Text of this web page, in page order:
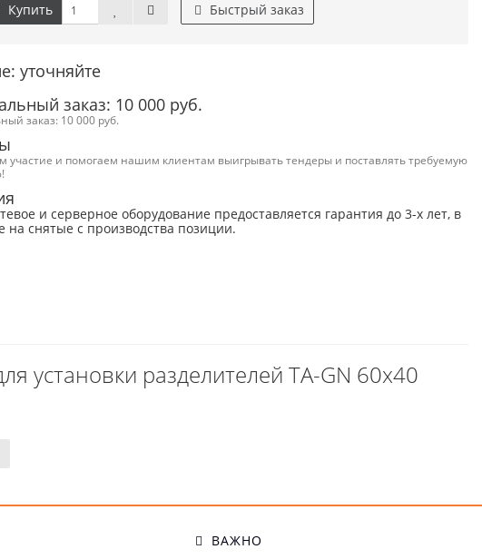
Купить Быстрый заказ
уточняйте
заказ: 10 000 руб.
заказ: 10 000 руб.
участие и помогаем нашим клиентам выигрывать тендеры и поставлять требуемую
и серверное оборудование предоставляется гарантия до 3-х лет, в
на снятые с производства позиции.
установки разделителей TA-GN 60x40
ВАЖНО